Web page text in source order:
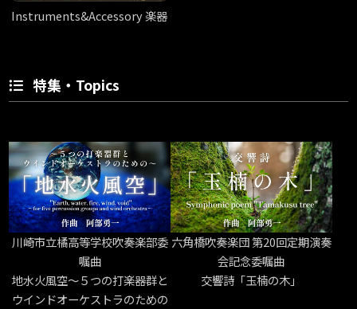
Instruments&Accessory 楽器
特集・Topics
川崎市立橘高等学校吹奏楽部委
嘱曲
地水火風空～５つの打楽器群と
ウインドオーケストラのための
六角橋吹奏楽団 第20回定期演奏
会記念委嘱曲
交響詩「玉楠の木」